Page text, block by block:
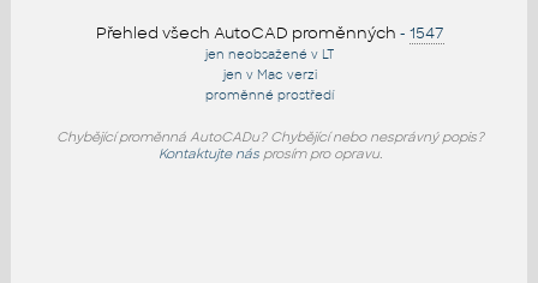
Přehled všech AutoCAD proměnných - 1547
jen neobsažené v LT
jen v Mac verzi
proměnné prostředí
Chybějící proměnná AutoCADu? Chybějící nebo nesprávný popis?
Kontaktujte násprosím pro opravu.